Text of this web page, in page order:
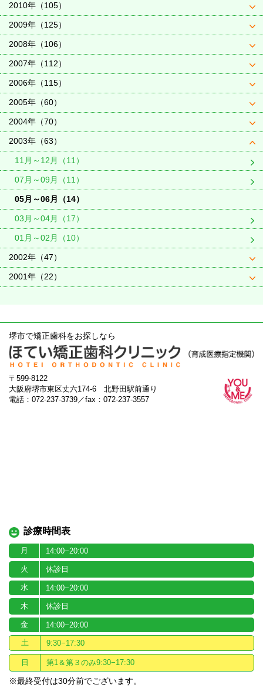
2010年（105）
2009年（125）
2008年（106）
2007年（112）
2006年（115）
2005年（60）
2004年（70）
2003年（63）
11月～12月（11）
07月～09月（11）
05月～06月（14）
03月～04月（17）
01月～02月（10）
2002年（47）
2001年（22）
堺市で矯正歯科をお探しなら
〒599-8122
大阪府堺市東区丈六174-6 北野田駅前通り
電話：072-237-3739／fax：072-237-3557
診療時間表
月 14:00−20:00
火 休診日
水 14:00−20:00
木 休診日
金 14:00−20:00
土 9:30−17:30
日 第1＆第３のみ9:30−17:30
※最終受付は30分前でございます。